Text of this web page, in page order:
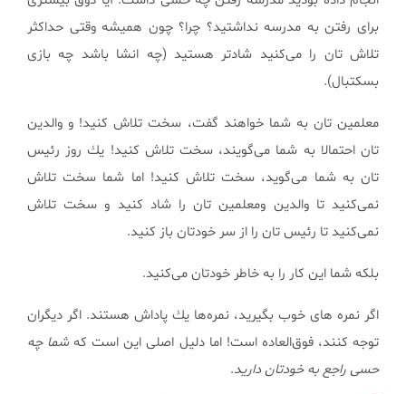
برای رفتن به مدرسه نداشتید؟ چرا؟ چون همیشه وقتی حداكثر
تلاش تان را می‌كنید شادتر هستید (چه انشا باشد چه بازی
بسكتبال).
معلمین تان به شما خواهند گفت، سخت تلاش كنید! و والدین
تان احتمالا به شما می‌گویند، سخت تلاش كنید! یك روز رئیس
تان به شما می‌گوید، سخت تلاش كنید! اما شما سخت تلاش
نمی‌كنید تا والدین ومعلمین تان را شاد كنید و سخت تلاش
نمی‌كنید تا رئیس تان را از سر خودتان باز كنید.
بلكه شما این كار را به خاطر خودتان می‌كنید.
اگر نمره های خوب بگیرید، نمره‌ها یك پاداش هستند. اگر دیگران
توجه كنند، فوق‌العاده است! اما دلیل اصلی این است كهشما چه
حسی راجع به خودتان دارید.